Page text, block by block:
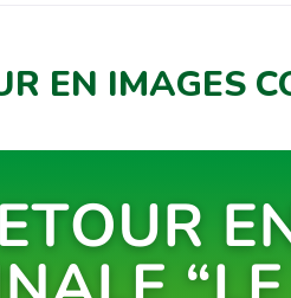
EN IMAGES